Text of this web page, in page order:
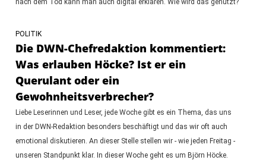
nach dem Tod kann man auch digital erklären. Wie wird das genutzt?
POLITIK
Die DWN-Chefredaktion kommentiert:
Was erlauben Höcke? Ist er ein
Querulant oder ein
Gewohnheitsverbrecher?
Liebe Leserinnen und Leser, jede Woche gibt es ein Thema, das uns
in der DWN-Redaktion besonders beschäftigt und das wir oft auch
emotional diskutieren. An dieser Stelle stellen wir - wie jeden Freitag -
unseren Standpunkt klar. In dieser Woche geht es um Björn Höcke.